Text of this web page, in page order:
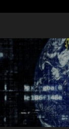
contenido